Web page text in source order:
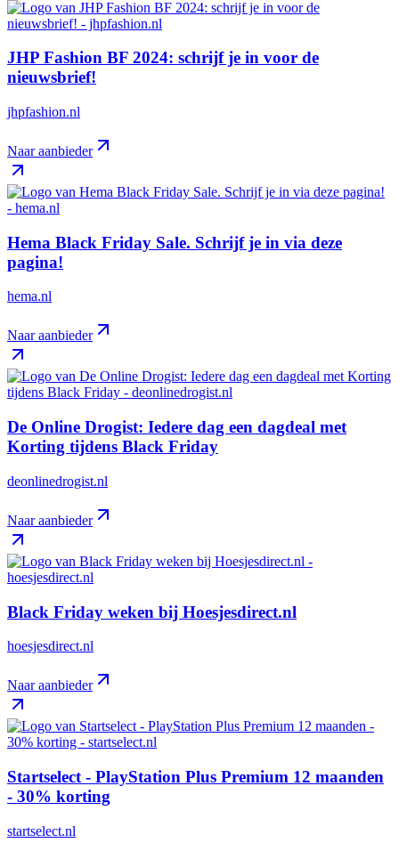
JHP Fashion BF 2024: schrijf je in voor de
nieuwsbrief!
jhpfashion.nl
Naar aanbieder
Hema Black Friday Sale. Schrijf je in via deze
pagina!
hema.nl
Naar aanbieder
De Online Drogist: Iedere dag een dagdeal met
Korting tijdens Black Friday
deonlinedrogist.nl
Naar aanbieder
Black Friday weken bij Hoesjesdirect.nl
hoesjesdirect.nl
Naar aanbieder
Startselect - PlayStation Plus Premium 12 maanden
- 30% korting
startselect.nl